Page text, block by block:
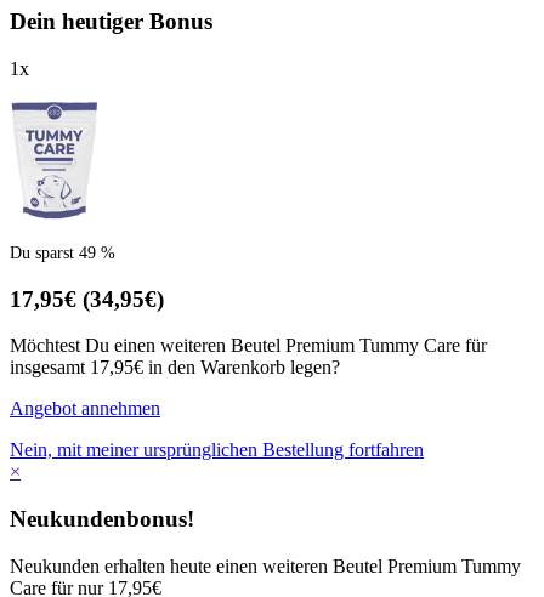
Dein heutiger Bonus
1x
Du sparst 49 %
17,95€ (34,95€)
Möchtest Du einen weiteren Beutel Premium Tummy Care für
insgesamt 17,95€ in den Warenkorb legen?
Angebot annehmen
Nein, mit meiner ursprünglichen Bestellung fortfahren
×
Neukundenbonus!
Neukunden erhalten heute einen weiteren Beutel Premium Tummy
Care für nur 17,95€